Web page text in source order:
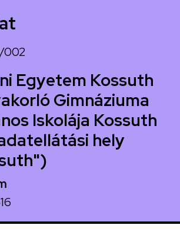
002
Egyetem Kossuth
Gimnáziuma
Iskolája Kossuth
hely